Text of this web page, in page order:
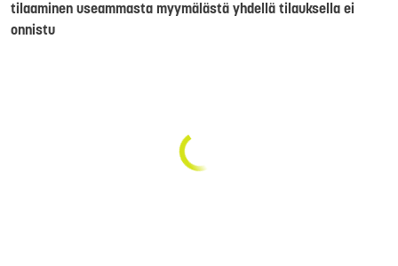
tilaaminen useammasta myymälästä yhdellä tilauksella ei
onnistu